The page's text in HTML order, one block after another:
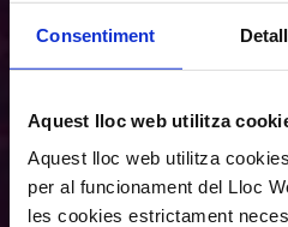
Consentiment
Aquest lloc web utilitza
Aquest lloc web utilitza
per al funcionament del Lloc
les cookies estrictament